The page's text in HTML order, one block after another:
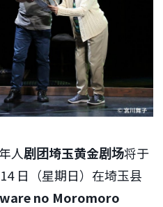
人剧团埼玉黄金剧场将于
日（星期日）在埼玉县
no Moromoro